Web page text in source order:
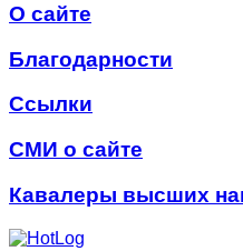
О сайте
Благодарности
Ссылки
СМИ о сайте
Кавалеры высших